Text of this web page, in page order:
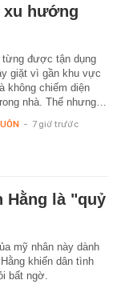
xu hướng
từng được tận dụng
giặt vì gần khu vực
không chiếm diện
nhà. Thế nhưng…
- 7 giờ trước
Hằng là "quỷ
mỹ nhân này dành
khiến dân tình
bất ngờ.